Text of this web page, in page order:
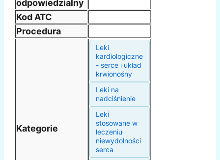
odpowiedzialny
Kod ATC
Procedura
Kategorie
Leki
kardiologiczne
- serce i układ
krwionośny
Leki na
nadciśnienie
Leki
stosowane w
leczeniu
niewydolności
serca